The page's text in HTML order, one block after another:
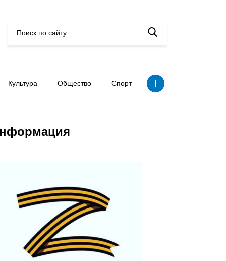
Культура Общество Спорт